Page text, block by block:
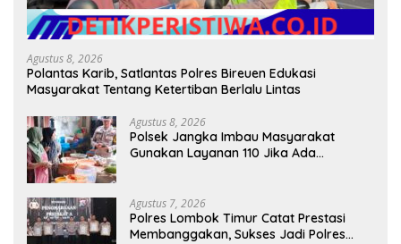
Agustus 8, 2026
Polantas Karib, Satlantas Polres Bireuen Edukasi
Masyarakat Tentang Ketertiban Berlalu Lintas
Agustus 8, 2026
Polsek Jangka Imbau Masyarakat
Gunakan Layanan 110 Jika Ada
Agustus 7, 2026
Polres Lombok Timur Catat Prestasi
Membanggakan, Sukses Jadi Polres